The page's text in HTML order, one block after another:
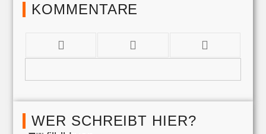
KOMMENTARE
WER SCHREIBT HIER?